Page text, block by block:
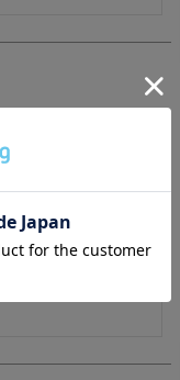
いました。
違うともっと良か